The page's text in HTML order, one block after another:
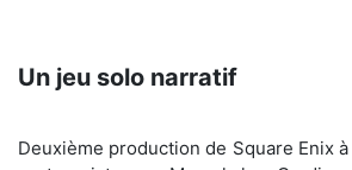
Un jeu solo narratif
Deuxième production de Square Enix